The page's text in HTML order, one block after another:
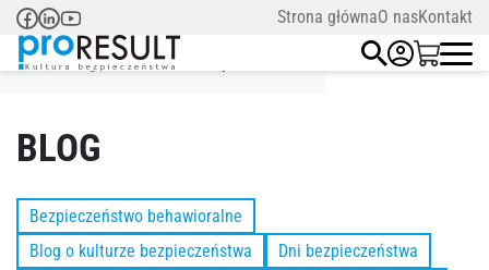
Strona głównaO nasKontakt
Strona główna/dzień bezpieczeństwa
BLOG
Bezpieczeństwo behawioralne
Blog o kulturze bezpieczeństwa
Dni bezpieczeństwa